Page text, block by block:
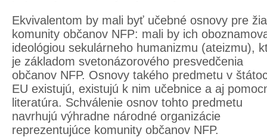
Ekvivalentom by mali byť učebné osnovy pre
komunity občanov NFP: mali by ich
ideológiou sekulárneho humanizmu (ateizmu),
je základom svetonázorového presvedčenia
občanov NFP. Osnovy takého predmetu v
EU existujú, existujú k nim učebnice a aj
literatúra. Schválenie osnov tohto predmetu
navrhujú výhradne národné organizácie
reprezentujúce komunity občanov NFP.